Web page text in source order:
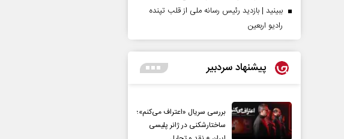
ببینید | بازدید رئیس رسانه ملی از قلب تپنده
رادیو اربعین
پیشنهاد سردبیر
بررسی سریال «اعتراف می‌کنم»؛
ساختارشکنی در ژانر پلیسی